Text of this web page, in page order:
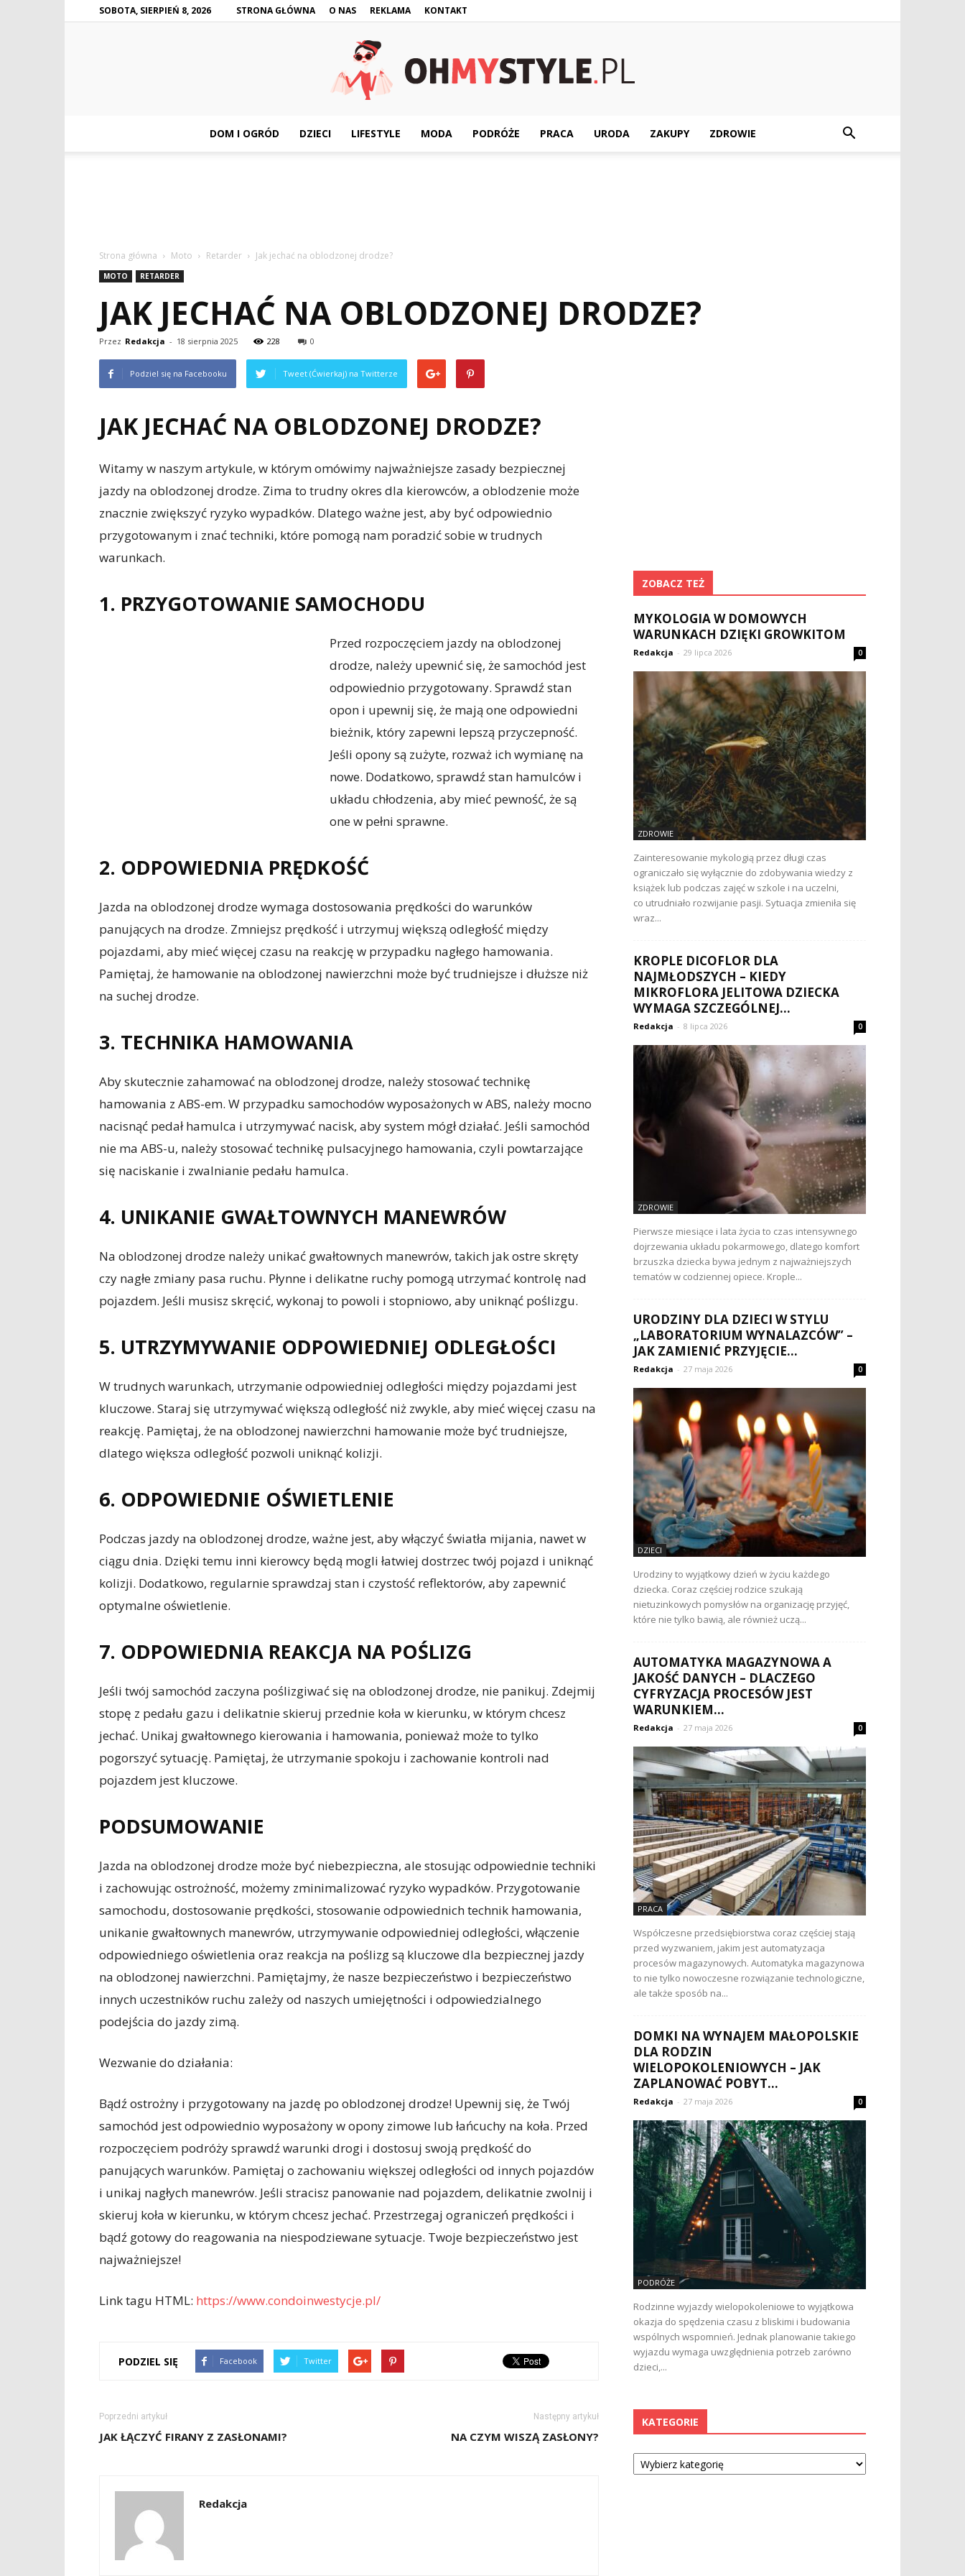
SOBOTA, SIERPIEŃ 8, 2026 STRONA GŁÓWNA O NAS REKLAMA KONTAKT
DOM I OGRÓD DZIECI LIFESTYLE MODA PODRÓŻE PRACA URODA ZAKUPY ZDROWIE
Strona główna Moto Retarder Jak jechać na oblodzonej drodze?
MOTO RETARDER
JAK JECHAĆ NA OBLODZONEJ DRODZE?
Przez Redakcja - 18 sierpnia 2025 228 0
Podziel się na Facebooku Tweet (Ćwierkaj) na Twitterze
JAK JECHAĆ NA OBLODZONEJ DRODZE?
Witamy w naszym artykule, w którym omówimy najważniejsze zasady bezpiecznej
jazdy na oblodzonej drodze. Zima to trudny okres dla kierowców, a oblodzenie może
znacznie zwiększyć ryzyko wypadków. Dlatego ważne jest, aby być odpowiednio
przygotowanym i znać techniki, które pomogą nam poradzić sobie w trudnych
warunkach.
1. PRZYGOTOWANIE SAMOCHODU
Przed rozpoczęciem jazdy na oblodzonej
drodze, należy upewnić się, że samochód jest
odpowiednio przygotowany. Sprawdź stan
opon i upewnij się, że mają one odpowiedni
bieżnik, który zapewni lepszą przyczepność.
Jeśli opony są zużyte, rozważ ich wymianę na
nowe. Dodatkowo, sprawdź stan hamulców i
układu chłodzenia, aby mieć pewność, że są
one w pełni sprawne.
2. ODPOWIEDNIA PRĘDKOŚĆ
Jazda na oblodzonej drodze wymaga dostosowania prędkości do warunków
panujących na drodze. Zmniejsz prędkość i utrzymuj większą odległość między
pojazdami, aby mieć więcej czasu na reakcję w przypadku nagłego hamowania.
Pamiętaj, że hamowanie na oblodzonej nawierzchni może być trudniejsze i dłuższe niż
na suchej drodze.
3. TECHNIKA HAMOWANIA
Aby skutecznie zahamować na oblodzonej drodze, należy stosować technikę
hamowania z ABS-em. W przypadku samochodów wyposażonych w ABS, należy mocno
nacisnąć pedał hamulca i utrzymywać nacisk, aby system mógł działać. Jeśli samochód
nie ma ABS-u, należy stosować technikę pulsacyjnego hamowania, czyli powtarzające
się naciskanie i zwalnianie pedału hamulca.
4. UNIKANIE GWAŁTOWNYCH MANEWRÓW
Na oblodzonej drodze należy unikać gwałtownych manewrów, takich jak ostre skręty
czy nagłe zmiany pasa ruchu. Płynne i delikatne ruchy pomogą utrzymać kontrolę nad
pojazdem. Jeśli musisz skręcić, wykonaj to powoli i stopniowo, aby uniknąć poślizgu.
5. UTRZYMYWANIE ODPOWIEDNIEJ ODLEGŁOŚCI
W trudnych warunkach, utrzymanie odpowiedniej odległości między pojazdami jest
kluczowe. Staraj się utrzymywać większą odległość niż zwykle, aby mieć więcej czasu na
reakcję. Pamiętaj, że na oblodzonej nawierzchni hamowanie może być trudniejsze,
dlatego większa odległość pozwoli uniknąć kolizji.
6. ODPOWIEDNIE OŚWIETLENIE
Podczas jazdy na oblodzonej drodze, ważne jest, aby włączyć światła mijania, nawet w
ciągu dnia. Dzięki temu inni kierowcy będą mogli łatwiej dostrzec twój pojazd i uniknąć
kolizji. Dodatkowo, regularnie sprawdzaj stan i czystość reflektorów, aby zapewnić
optymalne oświetlenie.
7. ODPOWIEDNIA REAKCJA NA POŚLIZG
Jeśli twój samochód zaczyna poślizgiwać się na oblodzonej drodze, nie panikuj. Zdejmij
stopę z pedału gazu i delikatnie skieruj przednie koła w kierunku, w którym chcesz
jechać. Unikaj gwałtownego kierowania i hamowania, ponieważ może to tylko
pogorszyć sytuację. Pamiętaj, że utrzymanie spokoju i zachowanie kontroli nad
pojazdem jest kluczowe.
PODSUMOWANIE
Jazda na oblodzonej drodze może być niebezpieczna, ale stosując odpowiednie techniki
i zachowując ostrożność, możemy zminimalizować ryzyko wypadków. Przygotowanie
samochodu, dostosowanie prędkości, stosowanie odpowiednich technik hamowania,
unikanie gwałtownych manewrów, utrzymywanie odpowiedniej odległości, włączenie
odpowiedniego oświetlenia oraz reakcja na poślizg są kluczowe dla bezpiecznej jazdy
na oblodzonej nawierzchni. Pamiętajmy, że nasze bezpieczeństwo i bezpieczeństwo
innych uczestników ruchu zależy od naszych umiejętności i odpowiedzialnego
podejścia do jazdy zimą.
Wezwanie do działania:
Bądź ostrożny i przygotowany na jazdę po oblodzonej drodze! Upewnij się, że Twój
samochód jest odpowiednio wyposażony w opony zimowe lub łańcuchy na koła. Przed
rozpoczęciem podróży sprawdź warunki drogi i dostosuj swoją prędkość do
panujących warunków. Pamiętaj o zachowaniu większej odległości od innych pojazdów
i unikaj nagłych manewrów. Jeśli stracisz panowanie nad pojazdem, delikatnie zwolnij i
skieruj koła w kierunku, w którym chcesz jechać. Przestrzegaj ograniczeń prędkości i
bądź gotowy do reagowania na niespodziewane sytuacje. Twoje bezpieczeństwo jest
najważniejsze!
Link tagu HTML: https://www.condoinwestycje.pl/
PODZIEL SIĘ Facebook Twitter
Poprzedni artykuł
JAK ŁĄCZYĆ FIRANY Z ZASŁONAMI?
Następny artykuł
NA CZYM WISZĄ ZASŁONY?
Redakcja
ZOBACZ TEŻ
MYKOLOGIA W DOMOWYCH
WARUNKACH DZIĘKI GROWKITOM
Redakcja - 29 lipca 2026 0
ZDROWIE
Zainteresowanie mykologią przez długi czas
ograniczało się wyłącznie do zdobywania wiedzy z
książek lub podczas zajęć w szkole i na uczelni,
co utrudniało rozwijanie pasji. Sytuacja zmieniła się
wraz...
KROPLE DICOFLOR DLA
NAJMŁODSZYCH – KIEDY
MIKROFLORA JELITOWA DZIECKA
WYMAGA SZCZEGÓLNEJ...
Redakcja - 8 lipca 2026 0
ZDROWIE
Pierwsze miesiące i lata życia to czas intensywnego
dojrzewania układu pokarmowego, dlatego komfort
brzuszka dziecka bywa jednym z najważniejszych
tematów w codziennej opiece. Krople...
URODZINY DLA DZIECI W STYLU
„LABORATORIUM WYNALAZCÓW” –
JAK ZAMIENIĆ PRZYJĘCIE...
Redakcja - 27 maja 2026 0
DZIECI
Urodziny to wyjątkowy dzień w życiu każdego
dziecka. Coraz częściej rodzice szukają
nietuzinkowych pomysłów na organizację przyjęć,
które nie tylko bawią, ale również uczą...
AUTOMATYKA MAGAZYNOWA A
JAKOŚĆ DANYCH – DLACZEGO
CYFRYZACJA PROCESÓW JEST
WARUNKIEM...
Redakcja - 27 maja 2026 0
PRACA
Współczesne przedsiębiorstwa coraz częściej stają
przed wyzwaniem, jakim jest automatyzacja
procesów magazynowych. Automatyka magazynowa
to nie tylko nowoczesne rozwiązanie technologiczne,
ale także sposób na...
DOMKI NA WYNAJEM MAŁOPOLSKIE
DLA RODZIN
WIELOPOKOLENIOWYCH – JAK
ZAPLANOWAĆ POBYT...
Redakcja - 27 maja 2026 0
PODRÓŻE
Rodzinne wyjazdy wielopokoleniowe to wyjątkowa
okazja do spędzenia czasu z bliskimi i budowania
wspólnych wspomnień. Jednak planowanie takiego
wyjazdu wymaga uwzględnienia potrzeb zarówno
dzieci,...
KATEGORIE
Kategorie